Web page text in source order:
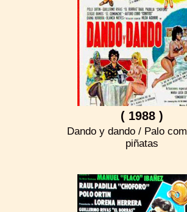
( 1988 )
Dando y dando / Palo
piñatas